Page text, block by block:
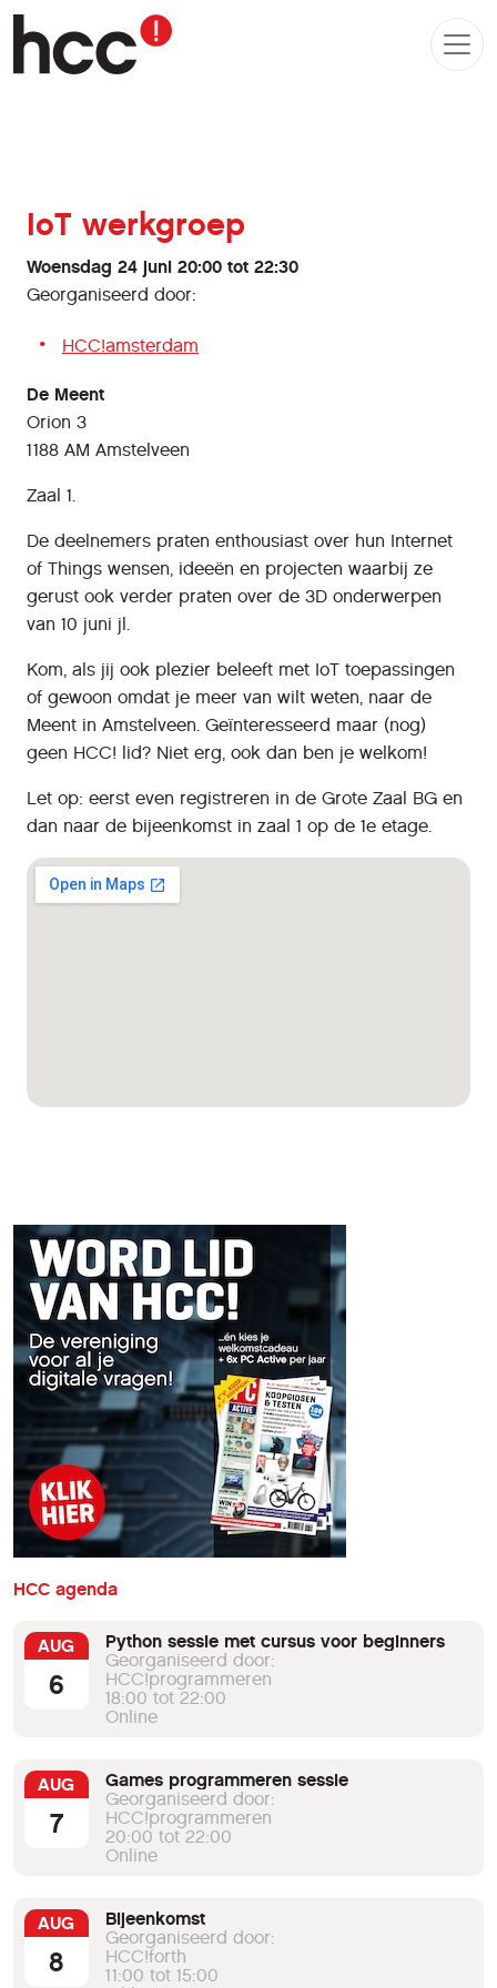
IoT werkgroep
Woensdag 24 juni 20:00 tot 22:30
Georganiseerd door:
HCC!amsterdam
De Meent
Orion 3
1188 AM Amstelveen
Zaal 1.
De deelnemers praten enthousiast over hun Internet
of Things wensen, ideeën en projecten waarbij ze
gerust ook verder praten over de 3D onderwerpen
van 10 juni jl.
Kom, als jij ook plezier beleeft met IoT toepassingen
of gewoon omdat je meer van wilt weten, naar de
Meent in Amstelveen. Geïnteresseerd maar (nog)
geen HCC! lid? Niet erg, ook dan ben je welkom!
Let op: eerst even registreren in de Grote Zaal BG en
dan naar de bijeenkomst in zaal 1 op de 1e etage.
HCC agenda
AUG
6
Python sessie met cursus voor beginners
Georganiseerd door:
HCC!programmeren
18:00 tot 22:00
Online
AUG
7
Games programmeren sessie
Georganiseerd door:
HCC!programmeren
20:00 tot 22:00
Online
AUG
8
Bijeenkomst
Georganiseerd door:
HCC!forth
11:00 tot 15:00